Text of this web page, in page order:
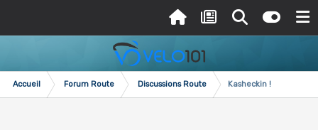
Accueil Forum Route Discussions Route Kasheckin !